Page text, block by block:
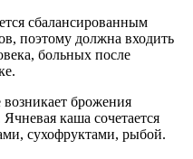
сбалансированным
поэтому должна входить
больных после
брожения
каша сочетается
сухофруктами, рыбой.